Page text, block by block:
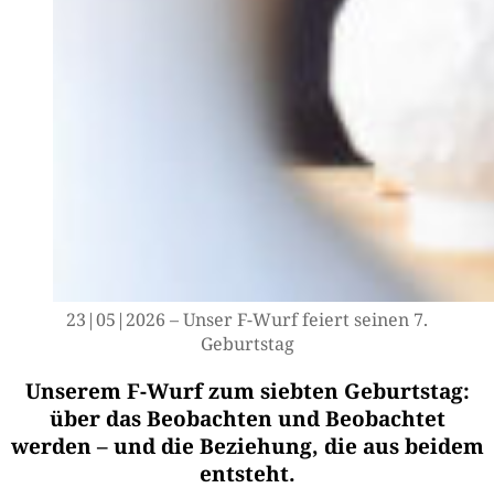
23|05|2026 – Unser F-Wurf fei­ert sei­nen 7.
Geburtstag
Unserem F-Wurf zum siebten Geburtstag:
über das Beobachten und Beobachtet
werden – und die Beziehung, die aus beidem
entsteht.